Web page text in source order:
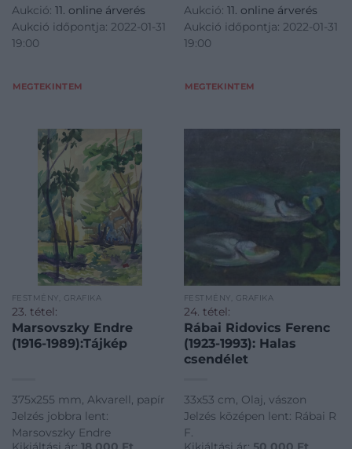
Aukció: 11. online árverés
Aukció időpontja: 2022-01-31
19:00
MEGTEKINTEM
Aukció: 11. online árverés
Aukció időpontja: 2022-01-31
19:00
MEGTEKINTEM
FESTMÉNY, GRAFIKA
23. tétel:
Marsovszky Endre
(1916-1989):Tájkép
375x255 mm, Akvarell, papír
Jelzés jobbra lent:
Marsovszky Endre
FESTMÉNY, GRAFIKA
24. tétel:
Rábai Ridovics Ferenc
(1923-1993): Halas
csendélet
33x53 cm, Olaj, vászon
Jelzés középen lent: Rábai R
F.